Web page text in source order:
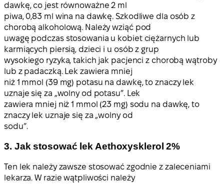
dawkę, co jest równoważne 2 ml
piwa, 0,83 ml wina na dawkę. Szkodliwe dla osób z
chorobą alkoholową. Należy wziąć pod
uwagę podczas stosowania u kobiet ciężarnych lub
karmiących piersią, dzieci i u osób z grup
wysokiego ryzyka, takich jak pacjenci z chorobą wątroby
lub z padaczką. Lek zawiera mniej
niż 1 mmol (39 mg) potasu na dawkę, to znaczy lek
uznaje się za „wolny od potasu”. Lek
zawiera mniej niż 1 mmol (23 mg) sodu na dawkę, to
znaczy lek uznaje się za „wolny od
sodu”.
3. Jak stosować lek Aethoxysklerol 2%
Ten lek należy zawsze stosować zgodnie z zaleceniami
lekarza. W razie wątpliwości należy